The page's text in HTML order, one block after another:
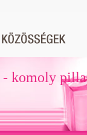
komoly